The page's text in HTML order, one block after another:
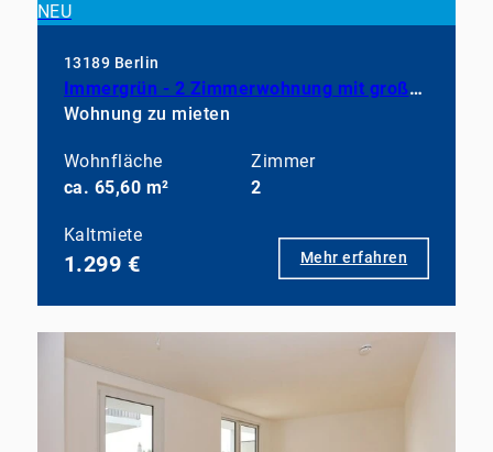
NEU
13189 Berlin
Immergrün - 2 Zimmerwohnung mit großem Balkon, EBK und Duschbad
Wohnung zu mieten
Wohnfläche
ca. 65,60 m²
Zimmer
2
Kaltmiete
1.299 € Mehr erfahren